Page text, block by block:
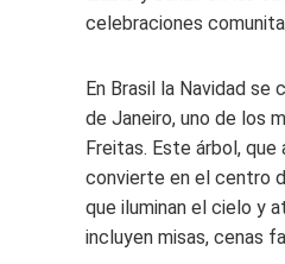
celebraciones
En Brasil la Navidad
de Janeiro, uno de los
Freitas. Este árbol,
convierte en el centro
que iluminan el cielo y
incluyen misas, cenas